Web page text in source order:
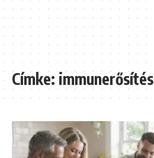
Címke:immunerősítés